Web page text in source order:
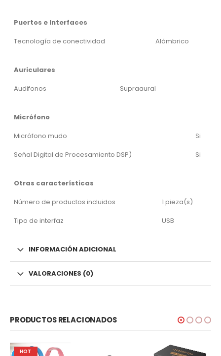
Puertos e Interfaces
Tecnología de conectividad
Alámbrico
Auriculares
Audifonos
Supraaural
Micrófono
Micrófono mudo
Si
Señal Digital de Procesamiento DSP)
Si
Otras características
Número de productos incluidos
1 pieza(s)
Tipo de interfaz
USB
INFORMACIÓN ADICIONAL
VALORACIONES (0)
PRODUCTOS RELACIONADOS
HOT